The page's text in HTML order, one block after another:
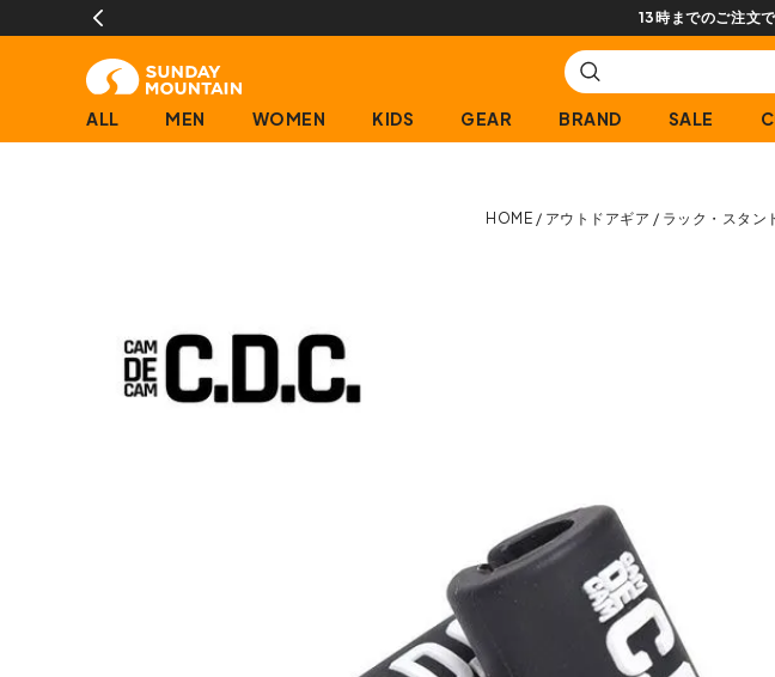
【会員限定】
ALL MEN WOMEN KIDS GEAR BRAND SALE
HOME アウトドアギア ラック・スタン